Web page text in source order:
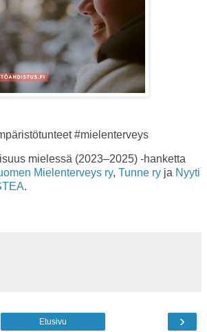
#mielenterveys
mielessä (2023–2025) -hanketta
Mielenterveys ry, Tunne ry ja Nyyti
.
›
Etusivu